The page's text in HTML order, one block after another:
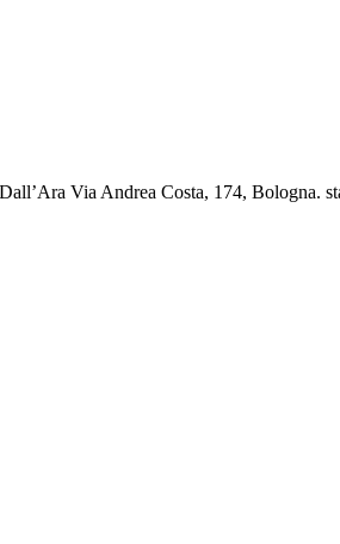
Via Andrea Costa, 174, Bologna.